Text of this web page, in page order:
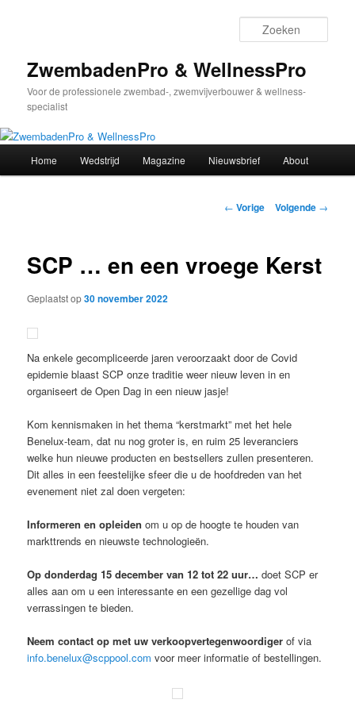
inhoudZwembadenPro & WellnessPro
Voor de professionele zwembad-, zwemvijverbouwer & wellness-
specialist
Home Wedstrijd Magazine Nieuwsbrief About
Bericht
← Vorige Volgende →
SCP … en een vroege Kerst
Geplaatst op30 november 2022
Na enkele gecompliceerde jaren veroorzaakt door de Covid
epidemie blaast SCP onze traditie weer nieuw leven in en
organiseert de Open Dag in een nieuw jasje!
Kom kennismaken in het thema “kerstmarkt” met het hele
Benelux-team, dat nu nog groter is, en ruim 25 leveranciers
welke hun nieuwe producten en bestsellers zullen presenteren.
Dit alles in een feestelijke sfeer die u de hoofdreden van het
evenement niet zal doen vergeten:
Informeren en opleidenom u op de hoogte te houden van
markttrends en nieuwste technologieën.
Op donderdag 15 december van 12 tot 22 uur…doet SCP er
alles aan om u een interessante en een gezellige dag vol
verrassingen te bieden.
Neem contact op met uw verkoopvertegenwoordiger of via
info.benelux@scppool.com voor meer informatie of bestellingen.